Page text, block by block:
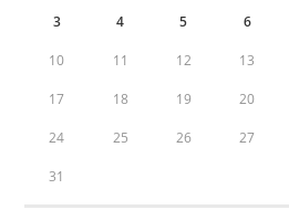
3 4 5 6
10 11 12 13
17 18 19 20
24 25 26 27
31